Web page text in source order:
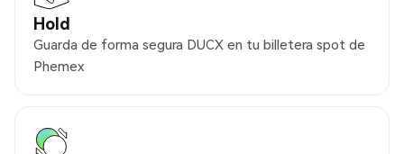
Hold
Guarda de forma segura DUCX en tu billetera spot de
Phemex